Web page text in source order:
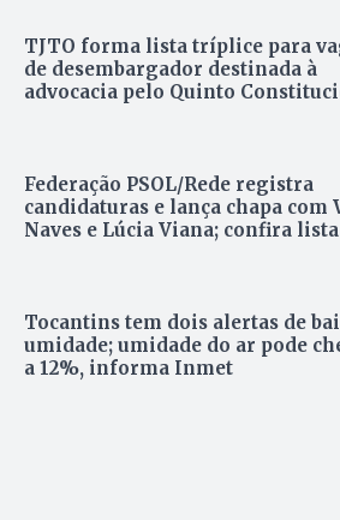
TJTO forma lista tríplice para
de desembargador destinada à
advocacia pelo Quinto
Federação PSOL/Rede registra
candidaturas e lança chapa com
Naves e Lúcia Viana; confira lista
Tocantins tem dois alertas de
umidade; umidade do ar pode
a 12%, informa Inmet